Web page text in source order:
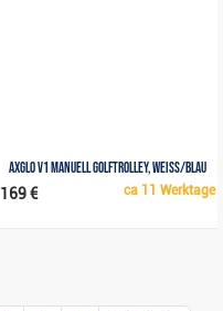
Axglo V1 Manuell Golftrolley, weiss/blau
ca 11 Werktage
169 €